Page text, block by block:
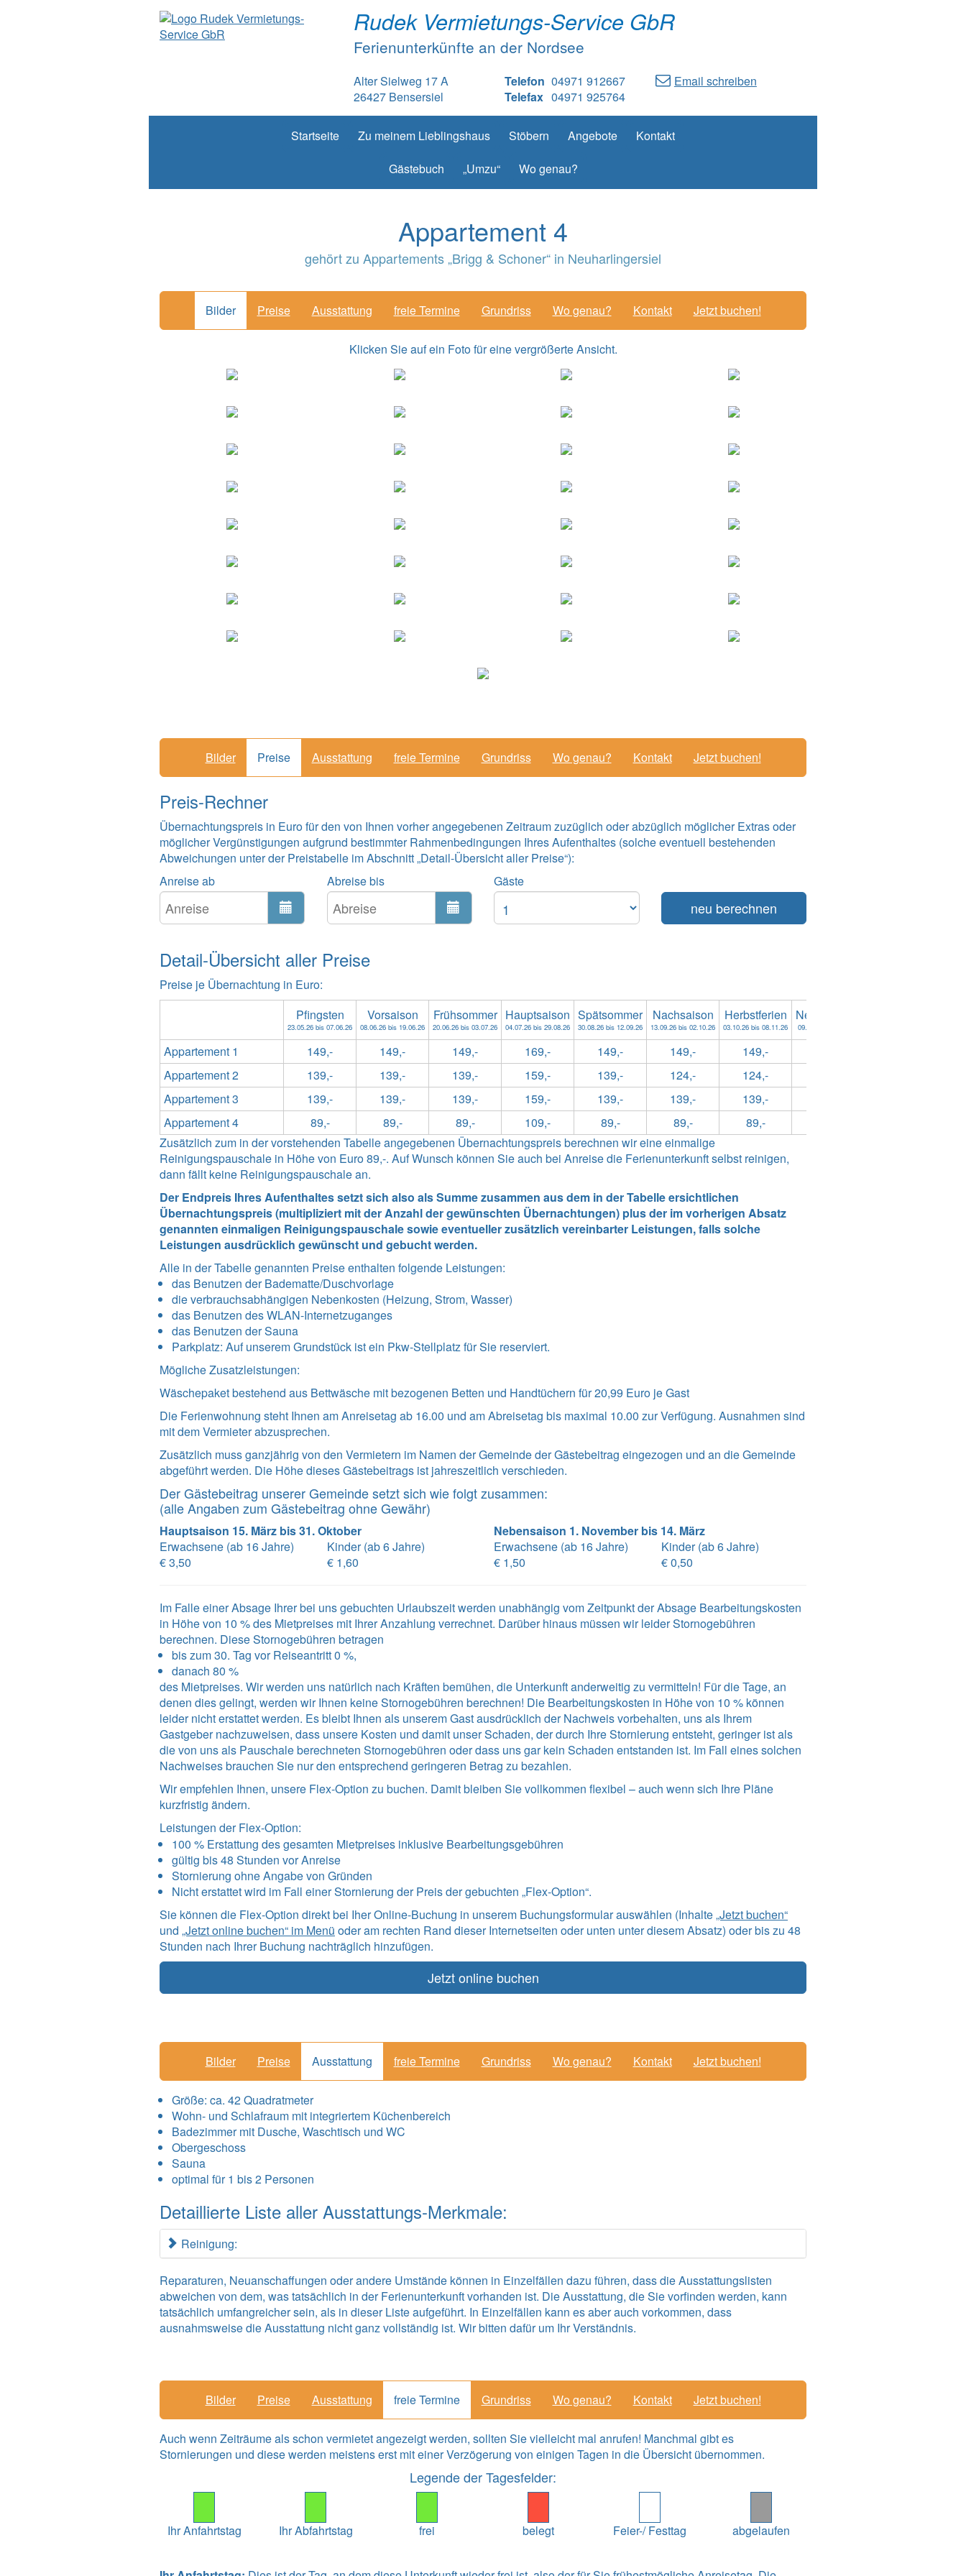
Rudek Vermietungs-Service GbR
Ferienunterkünfte an der Nordsee
Alter Sielweg 17 A
26427 Bensersiel
Telefon 04971 912667
Telefax 04971 925764
Email schreiben
Startseite Zu meinem Lieblingshaus Stöbern Angebote
Kontakt
Gästebuch
„Umzu“ Wo genau?
Appartement 4
gehört zu Appartements „Brigg & Schoner“ in Neuharlingersiel
Bilder Preise Ausstattung freie Termine Grundriss Wo genau? Kontakt Jetzt buchen!
Klicken Sie auf ein Foto für eine vergrößerte Ansicht.
Bilder Preise Ausstattung freie Termine Grundriss Wo genau? Kontakt Jetzt buchen!
Preis-Rechner
Übernachtungspreis in Euro für den von Ihnen vorher angegebenen Zeitraum zuzüglich oder abzüglich möglicher Extras oder
möglicher Vergünstigungen aufgrund bestimmter Rahmenbedingungen Ihres Aufenthaltes (solche eventuell bestehenden
Abweichungen unter der Preistabelle im Abschnitt „Detail-Übersicht aller Preise“):
Anreise ab
Abreise bis Gäste
neu berechnen
Detail-Übersicht aller Preise
Preise je Übernachtung in Euro:
Appartement 1
Appartement 2
Appartement 3
Appartement 4
Pfingsten
23.05.26 bis 07.06.26
Vorsaison
08.06.26 bis 19.06.26
Frühsommer
20.06.26 bis 03.07.26
Hauptsaison
04.07.26 bis 29.08.26
Spätsommer
30.08.26 bis 12.09.26
Nachsaison
13.09.26 bis 02.10.26
Herbstferien
03.10.26 bis 08.11.26
Nebensaison
09.11.26 bis 18.12.26
149,- 149,- 149,- 169,- 149,- 149,- 149,-
139,-
139,- 139,- 159,- 139,- 124,- 124,-
139,-
139,- 139,- 159,- 139,- 139,- 139,-
89,-
89,- 89,- 109,- 89,- 89,- 89,-
Zusätzlich zum in der vorstehenden Tabelle angegebenen Übernachtungspreis berechnen wir eine einmalige
Reinigungspauschale in Höhe von Euro 89,-. Auf Wunsch können Sie auch bei Anreise die Ferienunterkunft selbst reinigen,
dann fällt keine Reinigungspauschale an.
Der Endpreis Ihres Aufenthaltes setzt sich also als Summe zusammen aus dem in der Tabelle ersichtlichen
Übernachtungspreis (multipliziert mit der Anzahl der gewünschten Übernachtungen) plus der im vorherigen Absatz
genannten einmaligen Reinigungspauschale sowie eventueller zusätzlich vereinbarter Leistungen, falls solche
Leistungen ausdrücklich gewünscht und gebucht werden.
Alle in der Tabelle genannten Preise enthalten folgende Leistungen:
das Benutzen der Badematte/Duschvorlage
die verbrauchsabhängigen Nebenkosten (Heizung, Strom, Wasser)
das Benutzen des WLAN-Internetzuganges
das Benutzen der Sauna
Parkplatz: Auf unserem Grundstück ist ein Pkw-Stellplatz für Sie reserviert.
Mögliche Zusatzleistungen:
Wäschepaket bestehend aus Bettwäsche mit bezogenen Betten und Handtüchern für 20,99 Euro je Gast
Die Ferienwohnung steht Ihnen am Anreisetag ab 16.00 und am Abreisetag bis maximal 10.00 zur Verfügung. Ausnahmen sind
mit dem Vermieter abzusprechen.
Zusätzlich muss ganzjährig von den Vermietern im Namen der Gemeinde der Gästebeitrag eingezogen und an die Gemeinde
abgeführt werden. Die Höhe dieses Gästebeitrags ist jahreszeitlich verschieden.
Der Gästebeitrag unserer Gemeinde setzt sich wie folgt zusammen:
(alle Angaben zum Gästebeitrag ohne Gewähr)
Hauptsaison 15. März bis 31. Oktober
Erwachsene (ab 16 Jahre)
€ 3,50
Kinder (ab 6 Jahre)
€ 1,60
Nebensaison 1. November bis 14. März
Erwachsene (ab 16 Jahre)
€ 1,50
Kinder (ab 6 Jahre)
€ 0,50
Im Falle einer Absage Ihrer bei uns gebuchten Urlaubszeit werden unabhängig vom Zeitpunkt der Absage Bearbeitungskosten
in Höhe von 10 % des Mietpreises mit Ihrer Anzahlung verrechnet. Darüber hinaus müssen wir leider Stornogebühren
berechnen. Diese Stornogebühren betragen
bis zum 30. Tag vor Reiseantritt 0 %,
danach 80 %
des Mietpreises. Wir werden uns natürlich nach Kräften bemühen, die Unterkunft anderweitig zu vermitteln! Für die Tage, an
denen dies gelingt, werden wir Ihnen keine Stornogebühren berechnen! Die Bearbeitungskosten in Höhe von 10 % können
leider nicht erstattet werden. Es bleibt Ihnen als unserem Gast ausdrücklich der Nachweis vorbehalten, uns als Ihrem
Gastgeber nachzuweisen, dass unsere Kosten und damit unser Schaden, der durch Ihre Stornierung entsteht, geringer ist als
die von uns als Pauschale berechneten Stornogebühren oder dass uns gar kein Schaden entstanden ist. Im Fall eines solchen
Nachweises brauchen Sie nur den entsprechend geringeren Betrag zu bezahlen.
Wir empfehlen Ihnen, unsere Flex-Option zu buchen. Damit bleiben Sie vollkommen flexibel – auch wenn sich Ihre Pläne
kurzfristig ändern.
Leistungen der Flex-Option:
100 % Erstattung des gesamten Mietpreises inklusive Bearbeitungsgebühren
gültig bis 48 Stunden vor Anreise
Stornierung ohne Angabe von Gründen
Nicht erstattet wird im Fall einer Stornierung der Preis der gebuchten „Flex-Option“.
Sie können die Flex-Option direkt bei Iher Online-Buchung in unserem Buchungsformular auswählen (Inhalte„Jetzt buchen“
und „Jetzt online buchen“ im Menü oder am rechten Rand dieser Internetseiten oder unten unter diesem Absatz) oder bis zu 48
Stunden nach Ihrer Buchung nachträglich hinzufügen.
Jetzt online buchen
Bilder Preise Ausstattung freie Termine Grundriss Wo genau? Kontakt Jetzt buchen!
Größe: ca. 42 Quadratmeter
Wohn- und Schlafraum mit integriertem Küchenbereich
Badezimmer mit Dusche, Waschtisch und WC
Obergeschoss
Sauna
optimal für 1 bis 2 Personen
Detaillierte Liste aller Ausstattungs-Merkmale:
Reinigung:
Reparaturen, Neuanschaffungen oder andere Umstände können in Einzelfällen dazu führen, dass die Ausstattungslisten
abweichen von dem, was tatsächlich in der Ferienunterkunft vorhanden ist. Die Ausstattung, die Sie vorfinden werden, kann
tatsächlich umfangreicher sein, als in dieser Liste aufgeführt. In Einzelfällen kann es aber auch vorkommen, dass
ausnahmsweise die Ausstattung nicht ganz vollständig ist. Wir bitten dafür um Ihr Verständnis.
Bilder Preise Ausstattung freie Termine Grundriss Wo genau? Kontakt Jetzt buchen!
Auch wenn Zeiträume als schon vermietet angezeigt werden, sollten Sie vielleicht mal anrufen! Manchmal gibt es
Stornierungen und diese werden meistens erst mit einer Verzögerung von einigen Tagen in die Übersicht übernommen.
Legende der Tagesfelder:
Ihr Anfahrtstag Ihr Abfahrtstag frei belegt Feier-/ Festtag abgelaufen